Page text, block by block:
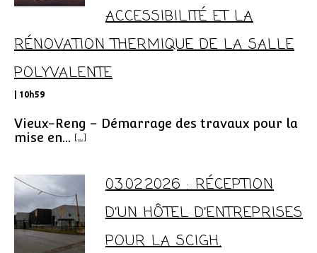
ACCESSIBILITÉ ET LA
RÉNOVATION THERMIQUE DE LA SALLE
POLYVALENTE
| 10h59
Vieux-Reng – Démarrage des travaux pour la
mise en... [...]
03.02.2026 : RÉCEPTION
D’UN HÔTEL D’ENTREPRISES
POUR LA SCIGH.